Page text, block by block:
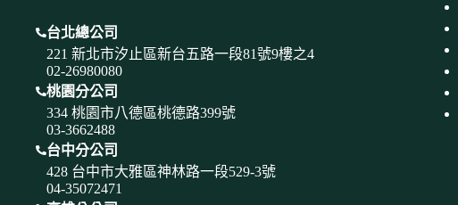
台北總公司
221 新北市汐止區新台五路一段81號9樓之4
02-26980080
桃園分公司
334 桃園市八德區桃德路399號
03-3662488
台中分公司
428 台中市大雅區神林路一段529-3號
04-35072471